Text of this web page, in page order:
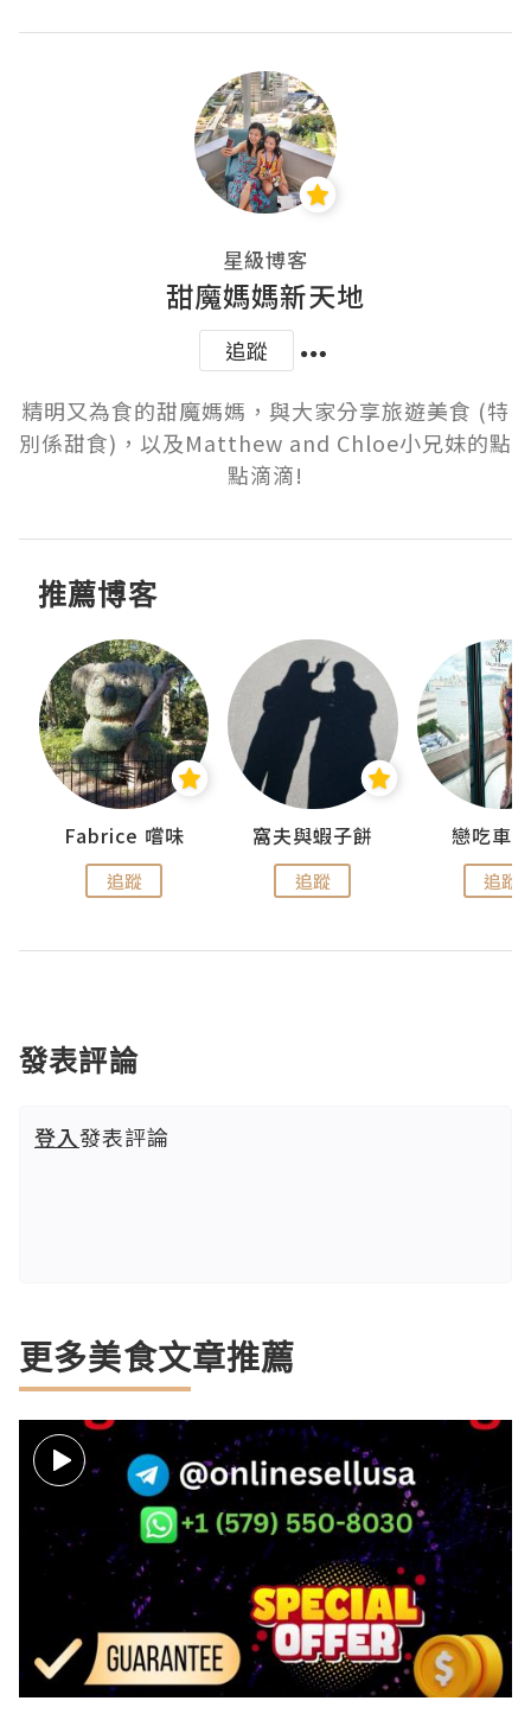
星級博客
甜魔媽媽新天地
追蹤
精明又為食的甜魔媽媽，與大家分享旅遊美食 (特
別係甜食)，以及Matthew and Chloe小兄妹的點
點滴滴!
推薦博客
Fabrice 嚐味
追蹤
窩夫與蝦子餅
追蹤
戀吃車
追蹤
發表評論
登入發表評論
更多美食文章推薦